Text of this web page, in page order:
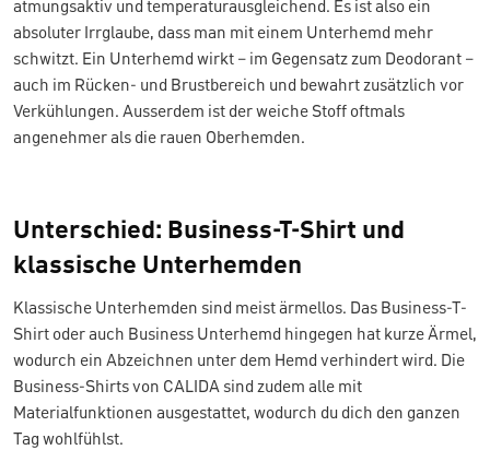
atmungsaktiv und temperaturausgleichend. Es ist also ein
absoluter Irrglaube, dass man mit einem Unterhemd mehr
schwitzt. Ein Unterhemd wirkt – im Gegensatz zum Deodorant –
auch im Rücken- und Brustbereich und bewahrt zusätzlich vor
Verkühlungen. Ausserdem ist der weiche Stoff oftmals
angenehmer als die rauen Oberhemden.
Unterschied: Business-T-Shirt und
klassische Unterhemden
Klassische Unterhemden sind meist ärmellos. Das Business-T-
Shirt oder auch Business Unterhemd hingegen hat kurze Ärmel,
wodurch ein Abzeichnen unter dem Hemd verhindert wird. Die
Business-Shirts von CALIDA sind zudem alle mit
Materialfunktionen ausgestattet, wodurch du dich den ganzen
Tag wohlfühlst.